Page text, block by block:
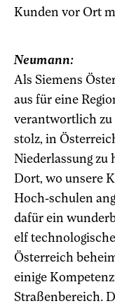
Kunden vor Ort
Neumann:
Als Siemens
aus für eine
verantwortlich zu
stolz, in
Niederlassung zu
Dort, wo unsere
Hoch-schulen
dafür ein
elf
Österreich
einige
Straßenbereich.